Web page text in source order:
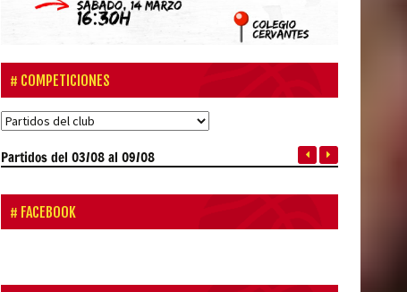
COMPETICIONES
Partidosdel 03/08 al 09/08
FACEBOOK